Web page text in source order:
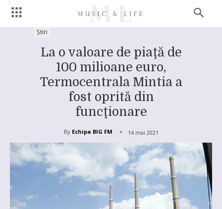
Știri
La o valoare de piaţă de
100 milioane euro,
Termocentrala Mintia a
fost oprită din
funcţionare
By Echipa BIG FM 14 mai 2021